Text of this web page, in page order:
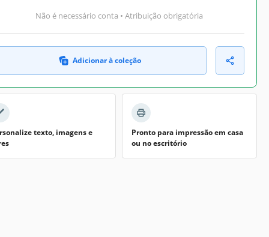
Não é necessário conta • Atribuição obrigatória
Adicionar à coleção
texto, imagens e
Pronto para impressão em casa
ou no escritório